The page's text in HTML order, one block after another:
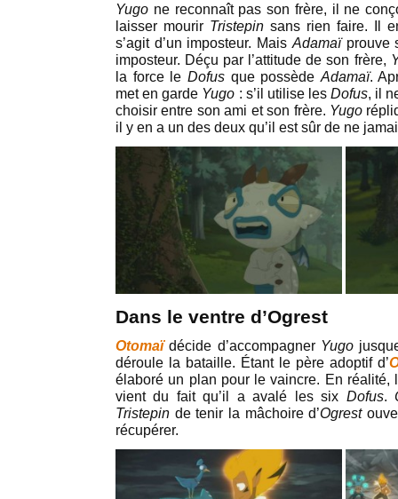
Yugo ne reconnaît pas son frère, il ne
laisser mourir Tristepin sans rien faire. Il
s’agit d’un imposteur. Mais Adamaïprouve
imposteur. Déçu par l’attitude de son frère,
la force le Dofusque possède Adamaï.
met en garde Yugo : s’il utilise les Dofus, il
choisir entre son ami et son frère. Yugo
il y en a un des deux qu’il est sûr de ne
Dans le ventre d’Ogrest
Otomaï décide d’accompagner Yugo
déroule la bataille. Étant le père adoptif d’
élaboré un plan pour le vaincre. En réalité,
vient du fait qu’il a avalé les six Dofus.
Tristepin de tenir la mâchoire d’Ogrest
récupérer.